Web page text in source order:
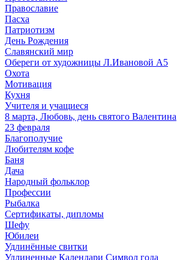
Православие
Пасха
Патриотизм
День Рождения
Славянский мир
Обереги от художницы Л.Ивановой А5
Охота
Мотивация
Кухня
Учителя и учащиеся
8 марта, Любовь, день святого Валентина
23 февраля
Благополучие
Любителям кофе
Баня
Дача
Народный фольклор
Профессии
Рыбалка
Сертификаты, дипломы
Шефу
Юбилеи
Удлинённые свитки
Удлиненные Календари Символ года